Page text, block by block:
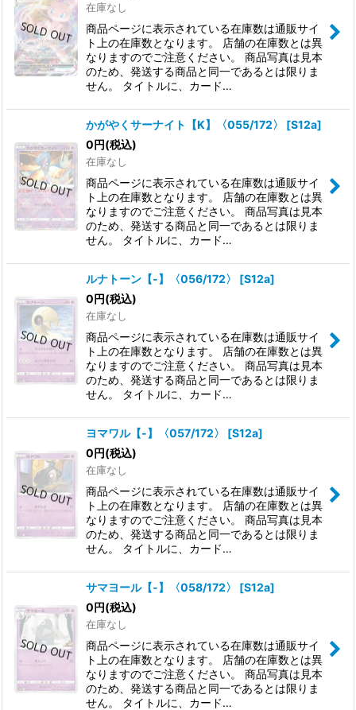
在庫なし
商品ページに表示されている在庫数は通販サイ
ト上の在庫数となります。 店舗の在庫数とは異
なりますのでご注意ください。 商品写真は見本
のため、発送する商品と同一であるとは限りま
せん。 タイトルに、カード…
かがやくサーナイト【K】〈055/172〉 [S12a]
0円(税込)
在庫なし
商品ページに表示されている在庫数は通販サイ
ト上の在庫数となります。 店舗の在庫数とは異
なりますのでご注意ください。 商品写真は見本
のため、発送する商品と同一であるとは限りま
せん。 タイトルに、カード…
ルナトーン【-】〈056/172〉 [S12a]
0円(税込)
在庫なし
商品ページに表示されている在庫数は通販サイ
ト上の在庫数となります。 店舗の在庫数とは異
なりますのでご注意ください。 商品写真は見本
のため、発送する商品と同一であるとは限りま
せん。 タイトルに、カード…
ヨマワル【-】〈057/172〉 [S12a]
0円(税込)
在庫なし
商品ページに表示されている在庫数は通販サイ
ト上の在庫数となります。 店舗の在庫数とは異
なりますのでご注意ください。 商品写真は見本
のため、発送する商品と同一であるとは限りま
せん。 タイトルに、カード…
サマヨール【-】〈058/172〉 [S12a]
0円(税込)
在庫なし
商品ページに表示されている在庫数は通販サイ
ト上の在庫数となります。 店舗の在庫数とは異
なりますのでご注意ください。 商品写真は見本
のため、発送する商品と同一であるとは限りま
せん。 タイトルに、カード…